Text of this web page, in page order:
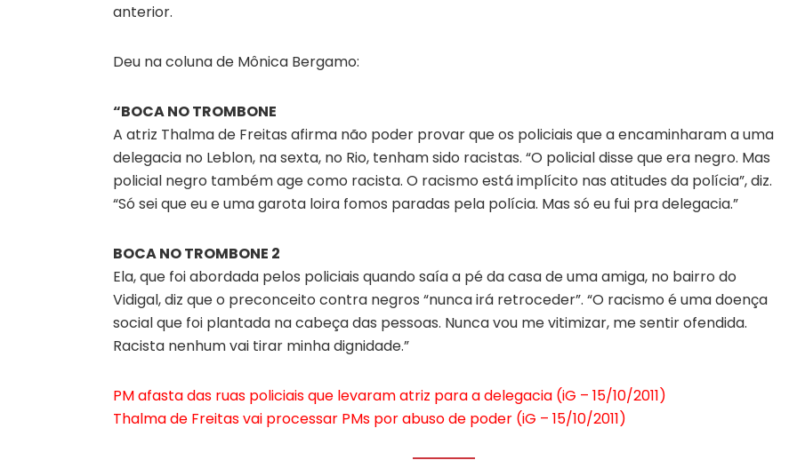
anterior.
Deu na coluna de Mônica Bergamo:
“BOCA NO TROMBONE
A atriz Thalma de Freitas afirma não poder provar que os policiais que a encaminharam a uma
delegacia no Leblon, na sexta, no Rio, tenham sido racistas. “O policial disse que era negro. Mas
policial negro também age como racista. O racismo está implícito nas atitudes da polícia”, diz.
“Só sei que eu e uma garota loira fomos paradas pela polícia. Mas só eu fui pra delegacia.”
BOCA NO TROMBONE 2
Ela, que foi abordada pelos policiais quando saía a pé da casa de uma amiga, no bairro do
Vidigal, diz que o preconceito contra negros “nunca irá retroceder”. “O racismo é uma doença
social que foi plantada na cabeça das pessoas. Nunca vou me vitimizar, me sentir ofendida.
Racista nenhum vai tirar minha dignidade.”
PM afasta das ruas policiais que levaram atriz para a delegacia (iG – 15/10/2011)
Thalma de Freitas vai processar PMs por abuso de poder (iG – 15/10/2011)